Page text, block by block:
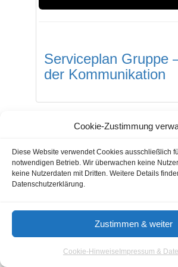
Cookie-Zustimmung
Diese Website verwendet Cookies ausschließlich
notwendigen Betrieb. Wir überwachen keine
keine Nutzerdaten mit Dritten. Weitere Details
Datenschutzerklärung.
Zustimmen & weiter
Cookie-Hinweise Impressum &
Serviceplan Gruppe
der Kommunikation
Cookie-Hinweis